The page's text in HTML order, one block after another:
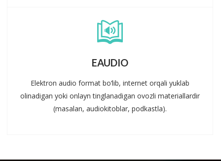
EAUDIO
Elektron audio format bo‘lib, internet orqali yuklab
olinadigan yoki onlayn tinglanadigan ovozli materiallardir
(masalan, audiokitoblar, podkastla).